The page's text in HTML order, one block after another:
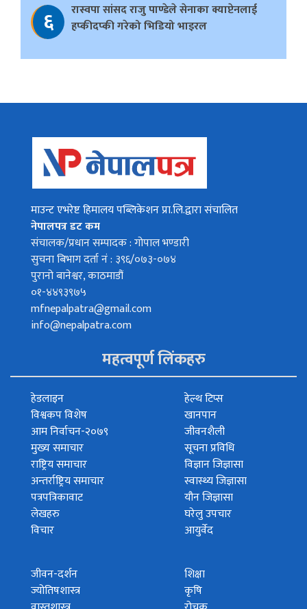
६
रास्वपा सांसद राजु पाण्डेले सेनाका क्याप्टेनलाई
हप्कीदप्की गरेको भिडियो भाइरल
माउन्ट एभरेष्ट हिमालय पब्लिकेशन प्रा.लि.द्वारा संचालित
नेपालपत्र डट कम
संचालक/प्रधान सम्पादक : गोपाल भण्डारी
सुचना बिभाग दर्ता नं : ३९६/०७३-०७४
पुरानो बानेश्वर, काठमाडौं
०१-४४९३९७५
mfnepalpatra@gmail.com
info@nepalpatra.com
महत्वपूर्ण लिंकहरु
हेडलाइन
विश्वकप विशेष
आम निर्वाचन-२०७९
मुख्य समाचार
राष्ट्रिय समाचार
अन्तर्राष्ट्रिय समाचार
पत्रपत्रिकावाट
लेखहरु
विचार
हेल्थ टिप्स
खानपान
जीवनशैली
सूचना प्रविधि
विज्ञान जिज्ञासा
स्वास्थ्य जिज्ञासा
यौन जिज्ञासा
घरेलु उपचार
आयुर्वेद
जीवन-दर्शन
ज्योतिषशास्त्र
शिक्षा
कृषि